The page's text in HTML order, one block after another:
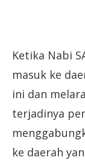
Ketika Nabi
masuk ke
ini dan
terjadinya
ke daerah